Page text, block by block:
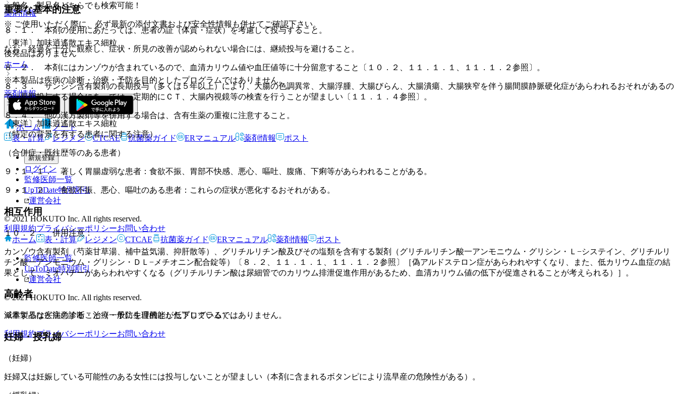
薬剤情報
〔東洋〕加味逍遙散エキス細粒
後発品はありません
ホーム
薬剤情報
〔東洋〕加味逍遙散エキス細粒
重要な基本的注意
８．１． 本剤の使用にあたっては、患者の証（体質・症状）を考慮して投与すること。
なお、経過を十分に観察し、症状・所見の改善が認められない場合には、継続投与を避けること。
８．２． 本剤にはカンゾウが含まれているので、血清カリウム値や血圧値等に十分留意すること〔１０．２、１１．１．１、１１．１．２参照〕。
８．３． サンシシ含有製剤の長期投与（多くは５年以上）により、大腸の色調異常、大腸浮腫、大腸びらん、大腸潰瘍、大腸狭窄を伴う腸間膜静脈硬化症があらわれるおそれがあるの
で、長期投与する場合にあっては、定期的にＣＴ、大腸内視鏡等の検査を行うことが望ましい〔１１．１．４参照〕。
８．４． 他の漢方製剤等を併用する場合は、含有生薬の重複に注意すること。
（特定の背景を有する患者に関する注意）
（合併症・既往歴等のある患者）
９．１．１． 著しく胃腸虚弱な患者：食欲不振、胃部不快感、悪心、嘔吐、腹痛、下痢等があらわれることがある。
９．１．２． 食欲不振、悪心、嘔吐のある患者：これらの症状が悪化するおそれがある。
相互作用
１０．２． 併用注意：
カンゾウ含有製剤（芍薬甘草湯、補中益気湯、抑肝散等）、グリチルリチン酸及びその塩類を含有する製剤（グリチルリチン酸一アンモニウム・グリシン・Ｌ−システイン、グリチルリ
チン酸一アンモニウム・グリシン・ＤＬ−メチオニン配合錠等）〔８．２、１１．１．１、１１．１．２参照〕［偽アルドステロン症があらわれやすくなり、また、低カリウム血症の結
果として、ミオパチーがあらわれやすくなる（グリチルリチン酸は尿細管でのカリウム排泄促進作用があるため、血清カリウム値の低下が促進されることが考えられる）］。
高齢者
減量するなど注意すること（一般に生理機能が低下している）。
妊婦・授乳婦
（妊婦）
妊婦又は妊娠している可能性のある女性には投与しないことが望ましい（本剤に含まれるボタンピにより流早産の危険性がある）。
一般名、製品名どちらでも検索可能！
※ ご使用いただく際に、必ず最新の添付文書および安全性情報も併せてご確認下さい。
※本製品は疾病の診断・治療・予防を目的としたプログラムではありません。
ホーム
ノート
表・計算
レジメン CTCAE 抗菌薬ガイド ERマニュアル 薬剤情報 ポスト
新規登録
ログイン
監修医師一覧
UpToDate特別割引
運営会社
© 2021 HOKUTO Inc. All rights reserved.
利用規約プライバシーポリシーお問い合わせ
ホーム
表・計算 レジメン CTCAE 抗菌薬ガイド ERマニュアル 薬剤情報 ポスト
監修医師一覧
UpToDate特別割引
運営会社
© 2021 HOKUTO Inc. All rights reserved.
※本製品は疾病の診断・治療・予防を目的としたプログラムではありません。
利用規約プライバシーポリシーお問い合わせ